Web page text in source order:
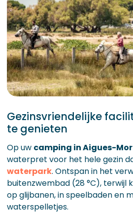
Gezinsvriendelijke
te genieten
Op uw camping in Aigues-
waterpret voor het hele gezin
waterpark. Ontspan in het
buitenzwembad (28 °C), terwijl
op glijbanen, in speelbaden en
waterspelletjes.